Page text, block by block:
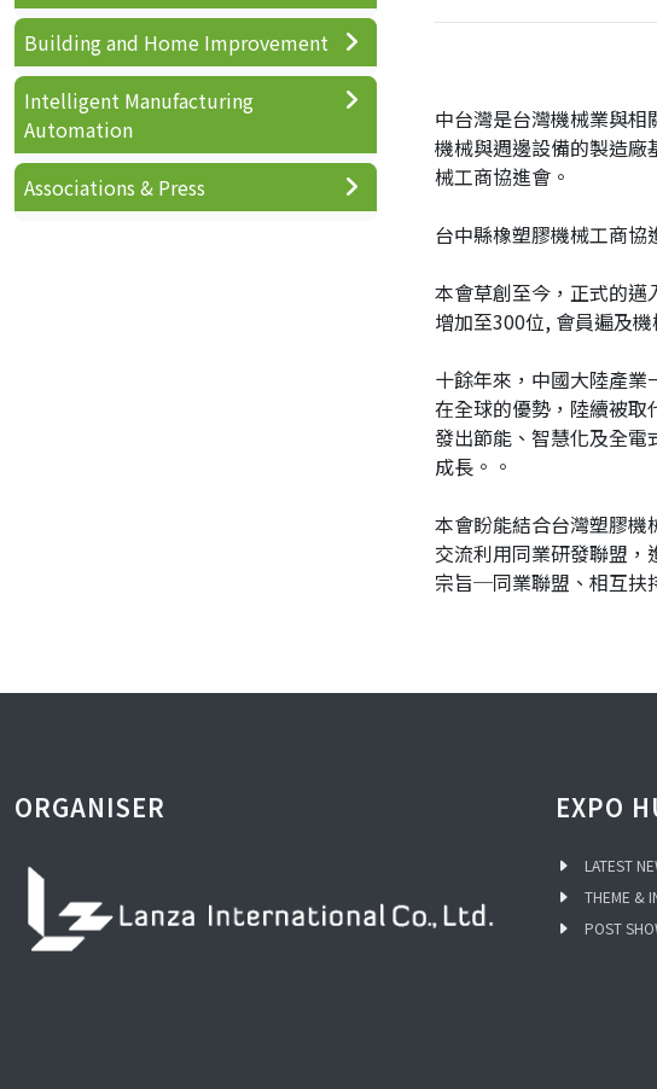
中台灣是台灣機械業與
機械與週邊設備的製造
械工商協進會。
台中縣橡塑膠機械工商
本會草創至今，正式的邁
增加至300位, 會員遍及
十餘年來，中國大陸產
在全球的優勢，陸續被
發出節能、智慧化及全
成長。。
本會盼能結合台灣塑膠
交流利用同業研發聯盟
宗旨─同業聯盟、相互扶
Building and Home Improvement
Intelligent Manufacturing
Automation
Associations & Press
ORGANISER EXPO
LATEST
THEME &
POST